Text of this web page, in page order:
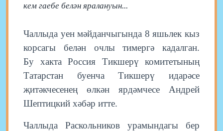
кем гаебе белән яралануын...
Чаллыда уен мәйданчыгында 8 яшьлек кыз
корсагы белән очлы тимергә кадалган.
Бу хакта Россия Тикшерү комитетының
Татарстан буенча Тикшерү идарәсе
җитәкчесенең өлкән ярдәмчесе Андрей
Шептицкий хәбәр итте.
Чаллыда Раскольников урамындагы бер